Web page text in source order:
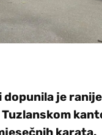
je
karata.